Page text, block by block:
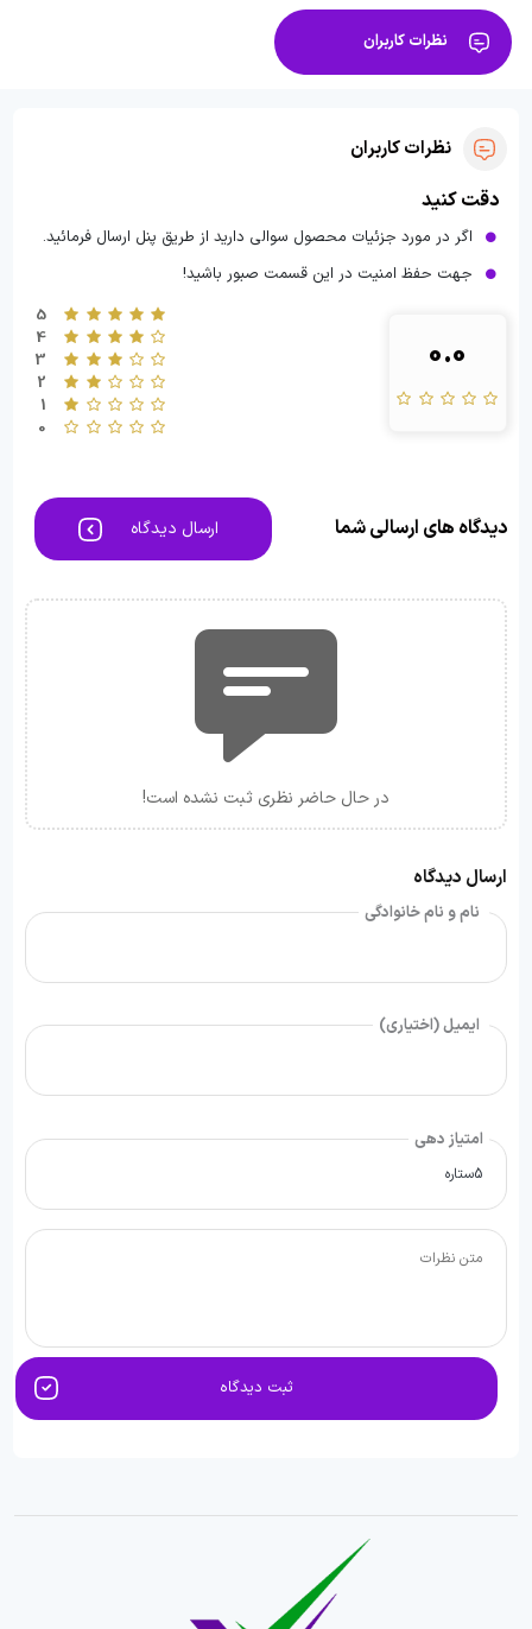
نظرات کاربران
نظرات کاربران
دقت کنید
اگر در مورد جزئیات محصول سوالی دارید از طریق پنل ارسال فرمائید.
جهت حفظ امنیت در این قسمت صبور باشید!
0.0
5
4
3
2
1
0
دیدگاه های ارسالی شما ارسال دیدگاه
در حال حاضر نظری ثبت نشده است!
ارسال دیدگاه
نام و نام خانوادگی
ایمیل (اختیاری)
امتیاز دهی
ثبت دیدگاه